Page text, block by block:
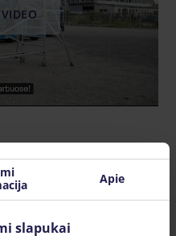
Apie
slapukai